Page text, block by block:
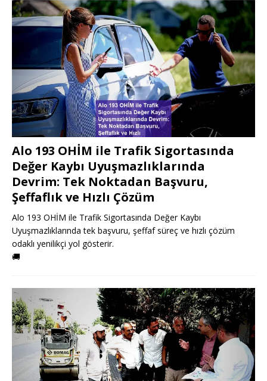
Alo 193 OHİM ile Trafik Sigortasında
Değer Kaybı Uyuşmazlıklarında
Devrim: Tek Noktadan Başvuru,
Şeffaflık ve Hızlı Çözüm
Alo 193 OHİM ile Trafik Sigortasında Değer Kaybı
Uyuşmazlıklarında tek başvuru, şeffaf süreç ve hızlı çözüm
odaklı yenilikçi yol gösterir.
🚚